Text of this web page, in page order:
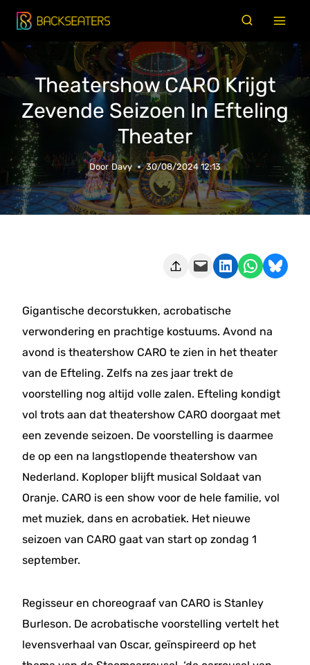
Doorgaan
naar
inhoud
Theatershow CARO Krijgt
Zevende Seizoen In Efteling
Theater
Door Davy 30/08/2024 12:13
Deze pagina e-mailen Delen op LinkedIn Delen via WhatsApp Share on Bluesky
Gigantische decorstukken, acrobatische
verwondering en prachtige kostuums. Avond na
avond is theatershow CARO te zien in het theater
van de Efteling. Zelfs na zes jaar trekt de
voorstelling nog altijd volle zalen. Efteling kondigt
vol trots aan dat theatershow CARO doorgaat met
een zevende seizoen. De voorstelling is daarmee
de op een na langstlopende theatershow van
Nederland. Koploper blijft musical Soldaat van
Oranje. CARO is een show voor de hele familie, vol
met muziek, dans en acrobatiek. Het nieuwe
seizoen van CARO gaat van start op zondag 1
september.
Regisseur en choreograaf van CARO is Stanley
Burleson. De acrobatische voorstelling vertelt het
levensverhaal van Oscar, geïnspireerd op het